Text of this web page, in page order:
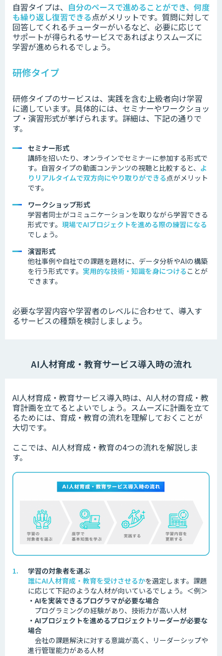
自習タイプは、 自分のペースで進めることができ、何度
も繰り返し復習できる点がメリットです。質問に対して
回答してくれるチューターがいるなど、必要に応じて
サポートが得られるサービスであればよりスムーズに
学習が進められるでしょう。
研修タイプ
研修タイプのサービスは、実践を含む上級者向け学習
に適しています。具体的には、セミナーやワークショッ
プ・演習形式が挙げられます。詳細は、下記の通りで
す。
セミナー形式
講師を招いたり、オンラインでセミナーに参加する形式で
す。 自習タイプの動画コンテンツの視聴と比較すると、 よ
り リアルタイムで双方向にやり取りができる点がメリット
です。
ワークショップ形式
学習者同士がコミュニケーションを取りながら学習できる
形式です。 現場でAIプロジェクトを進める際の練習になる
でしょう。
演習形式
他社事例や自社での課題を題材に、データ分析やAIの構築
を行う形式です。 実用的な技術・知識を身につける ことが
できます。
必要な学習内容や学習者のレベルに合わせて、導入す
るサービスの種類を検討しましょう。
AI人材育成・教育サービス導入時の流れ
AI人材育成・教育サービス導入時は、AI人材の育成・教
育計画を立てるとよいでしょう。スムーズに計画を立て
るためには、育成・教育の流れを理解しておくことが
大切です。
ここでは、AI人材育成・教育の4つの流れを解説しま
す。
学習の対象者を選ぶ
誰にAI人材育成・教育を受けさせるかを選定します。 課題
に応じて下記のような人材が向いているでしょう。 ＜例＞
・AIを実装できるプログラマが必要な場合
プログラミングの経験があり、技術力が高い人材
・AIプロジェクトを進めるプロジェクトリーダーが必要な
場合
会社の課題解決に対する意識が高く、リーダーシップや
進行管理能力がある人材